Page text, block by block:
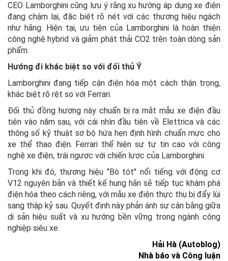
CEO Lamborghini cũng lưu ý rằng xu hướng áp dụng xe điện
đang chậm lại, đặc biệt rõ nét với các thương hiệu ngách
như hãng. Hiện tại, ưu tiên của Lamborghini là hoàn thiện
công nghệ hybrid và giảm phát thải CO2 trên toàn dòng sản
phẩm.
Hướng đi khác biệt so với đối thủ Ý
Lamborghini đang tiếp cận điện hóa một cách thận trọng,
khác biệt rõ rệt so với Ferrari.
Đối thủ đồng hương này chuẩn bị ra mắt mẫu xe điện đầu
tiên vào năm sau, với cái nhìn đầu tiên về Elettrica và các
thông số kỹ thuật sơ bộ hứa hẹn định hình chuẩn mực cho
xe thể thao điện. Ferrari thể hiện sự tự tin cao với công
nghệ xe điện, trái ngược với chiến lược của Lamborghini.
Trong khi đó, thương hiệu "Bò tót" nổi tiếng với động cơ
V12 nguyên bản và thiết kế hung hãn sẽ tiếp tục khám phá
điện hóa theo cách riêng, với mẫu xe điện thực thụ bị đẩy lùi
sang thập kỷ sau. Quyết định này phản ánh sự cân bằng giữa
di sản hiệu suất và xu hướng bền vững trong ngành công
nghiệp siêu xe.
Hải Hà (Autoblog)
Nhà báo và Công luận